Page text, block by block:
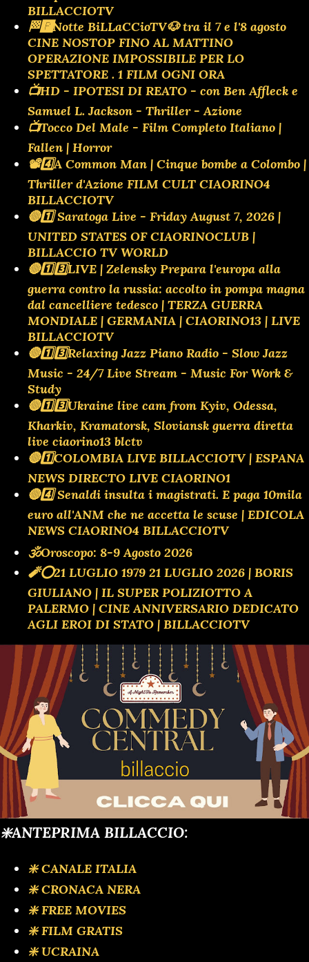
BILLACCIOTV
🏁🅿️Notte BiLLaCCioTV🐶 tra il 7 e l'8 agosto
CINE NOSTOP FINO AL MATTINO
OPERAZIONE IMPOSSIBILE PER LO
SPETTATORE . 1 FILM OGNI ORA
📺HD - IPOTESI DI REATO - con Ben Affleck e
Samuel L. Jackson - Thriller - Azione
📺Tocco Del Male - Film Completo Italiano |
Fallen | Horror
📽️4️⃣A Common Man | Cinque bombe a Colombo |
Thriller d'Azione FILM CULT CIAORINO4
BILLACCIOTV
🔴1️⃣ Saratoga Live - Friday August 7, 2026 |
UNITED STATES OF CIAORINOCLUB |
BILLACCIO TV WORLD
🔴1️⃣3️⃣LIVE | Zelensky Prepara l'europa alla
guerra contro la russia: accolto in pompa magna
dal cancelliere tedesco | TERZA GUERRA
MONDIALE | GERMANIA | CIAORINO13 | LIVE
BILLACCIOTV
🔴1️⃣3️⃣Relaxing Jazz Piano Radio - Slow Jazz
Music - 24/7 Live Stream - Music For Work &
Study
🔴1️⃣3️⃣Ukraine live cam from Kyiv, Odessa,
Kharkiv, Kramatorsk, Sloviansk guerra diretta
live ciaorino13 blctv
🔴1️⃣COLOMBIA LIVE BILLACCIOTV | ESPANA
NEWS DIRECTO LIVE CIAORINO1
🔴4️⃣ Senaldi insulta i magistrati. E paga 10mila
euro all'ANM che ne accetta le scuse | EDICOLA
NEWS CIAORINO4 BILLACCIOTV
🕉Oroscopo: 8-9 Agosto 2026
🧨⭕️21 LUGLIO 1979 21 LUGLIO 2026 | BORIS
GIULIANO | IL SUPER POLIZIOTTO A
PALERMO | CINE ANNIVERSARIO DEDICATO
AGLI EROI DI STATO | BILLACCIOTV
❇️ANTEPRIMA BILLACCIO:
❇️ CANALE ITALIA
❇️ CRONACA NERA
❇️ FREE MOVIES
❇️ FILM GRATIS
❇️ UCRAINA